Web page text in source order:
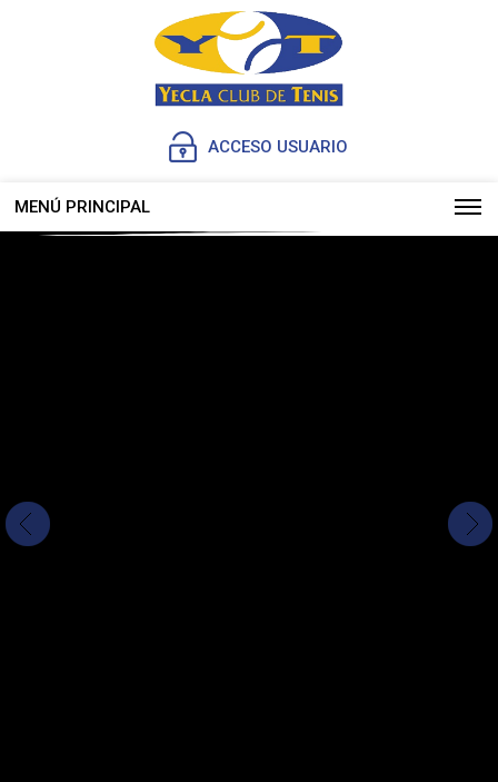
ACCESO USUARIO
MENÚ PRINCIPAL